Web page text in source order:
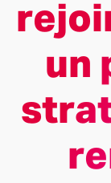
un